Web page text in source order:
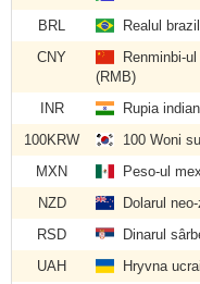
BRL
Realul
CNY
Renminbi-
(RMB)
INR Rupia
100KRW
100 Woni
MXN
Peso-ul
NZD
Dolarul
RSD
Dinarul
UAH
Hryvna